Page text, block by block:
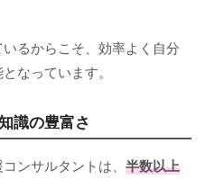
るからこそ、効率よく自分
なっています。
識の豊富さ
ンサルタントは、 半数以上